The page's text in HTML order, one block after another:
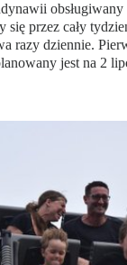
się przez cały
razy dziennie.
jest na 2